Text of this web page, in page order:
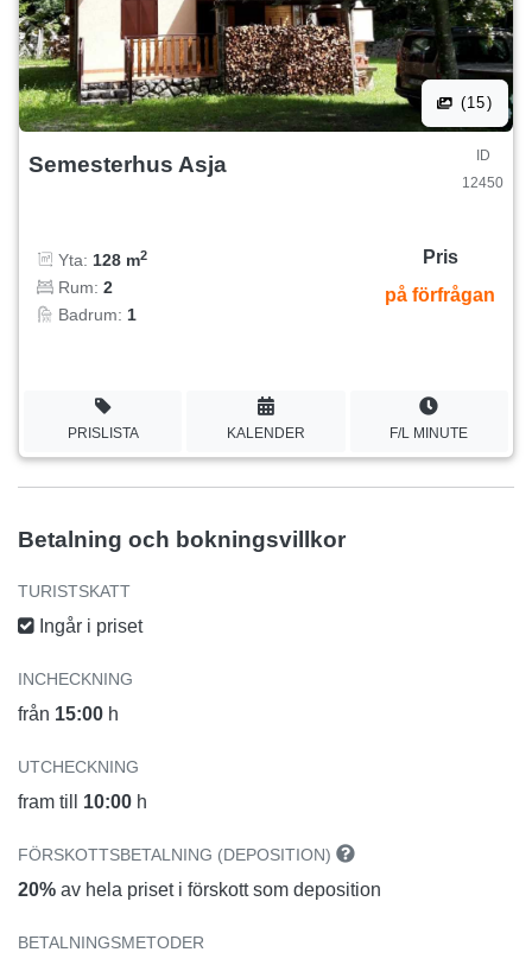
(15)
Semesterhus Asja
ID
12450
Yta: 128 m2
Rum: 2
Badrum: 1
Pris
på förfrågan
PRISLISTA KALENDER F/L MINUTE
Betalning och bokningsvillkor
TURISTSKATT
Ingår i priset
INCHECKNING
från 15:00 h
UTCHECKNING
fram till 10:00 h
FÖRSKOTTSBETALNING (DEPOSITION)
20% av hela priset i förskott som deposition
BETALNINGSMETODER